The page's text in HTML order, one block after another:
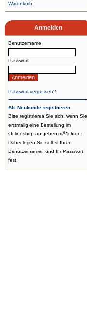
Warenkorb
Anmelden
Benutzername
Passwort
Passwort vergessen?
Als Neukunde registrieren
Bitte registrieren Sie sich, wenn Sie
erstmalig eine Bestellung im
Onlineshop aufgeben mÃ¶chten.
Dabei legen Sie selbst Ihren
Benutzernamen und Ihr Passwort
fest.